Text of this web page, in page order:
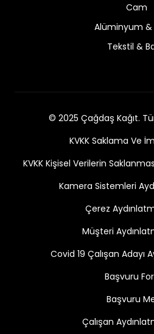
Cam
Alüminyum &
Tekstil &
© 2025 Çağdaş Kağıt.
KVKK Saklama Ve
KVKK Kişisel Verilerin
Kamera Sistemleri
Çerez
Müşteri
Covid 19 Çalışan Adayı
Başvuru
Başvuru
Çalışan